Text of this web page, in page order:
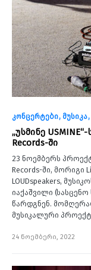
კონცერტები მუსიკა
„უსმინე
Records-ში
23 ნოემბერს პროექტ
Records-ში, მორიგი
LOUDspeakers,
იაქაშვილი
წარდგნენ.
მუსიკალური
24 ნოემბერი, 2022